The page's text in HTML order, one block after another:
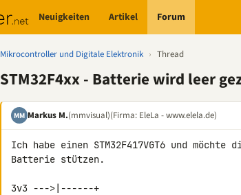
Neuigkeiten Artikel Forum
Mikrocontroller und Digitale Elektronik › Thread
STM32F4xx - Batterie wird leer
MM Markus M.(mmvisual)(Firma: EleLa - www.elela.de)
Ich habe einen STM32F417VGT6 und
Batterie stützen.
3v3 --->|------+